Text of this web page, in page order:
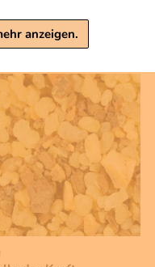
anzeigen.
Warenkorb